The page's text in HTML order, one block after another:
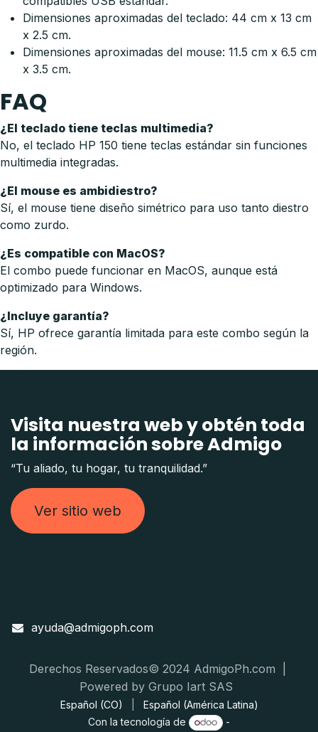
Dimensiones aproximadas del teclado: 44 cm x 13 cm
x 2.5 cm.
Dimensiones aproximadas del mouse: 11.5 cm x 6.5 cm
x 3.5 cm.
FAQ
¿El teclado tiene teclas multimedia?
No, el teclado HP 150 tiene teclas estándar sin funciones
multimedia integradas.
¿El mouse es ambidiestro?
Sí, el mouse tiene diseño simétrico para uso tanto diestro
como zurdo.
¿Es compatible con MacOS?
El combo puede funcionar en MacOS, aunque está
optimizado para Windows.
¿Incluye garantía?
Sí, HP ofrece garantía limitada para este combo según la
región.
Visita nuestra web y obtén toda
la información sobre Admigo
“Tu aliado, tu hogar, tu tranquilidad.”
Ver sitio web
ayuda@admigoph.com
Derechos Reservados© 2024 AdmigoPh.com |
Powered by Grupo Iart SAS
Español (CO)
Español (América Latina)
Con la tecnología de
-